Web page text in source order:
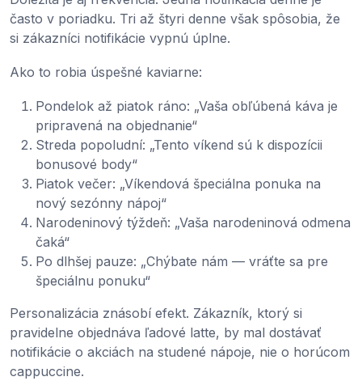
často v poriadku. Tri až štyri denne však spôsobia, že
si zákazníci notifikácie vypnú úplne.
Ako to robia úspešné kaviarne:
Pondelok až piatok ráno: „Vaša obľúbená káva je
pripravená na objednanie“
Streda popoludní: „Tento víkend sú k dispozícii
bonusové body“
Piatok večer: „Víkendová špeciálna ponuka na
nový sezónny nápoj“
Narodeninový týždeň: „Vaša narodeninová odmena
čaká“
Po dlhšej pauze: „Chýbate nám — vráťte sa pre
špeciálnu ponuku“
Personalizácia znásobí efekt. Zákazník, ktorý si
pravidelne objednáva ľadové latte, by mal dostávať
notifikácie o akciách na studené nápoje, nie o horúcom
cappuccine.